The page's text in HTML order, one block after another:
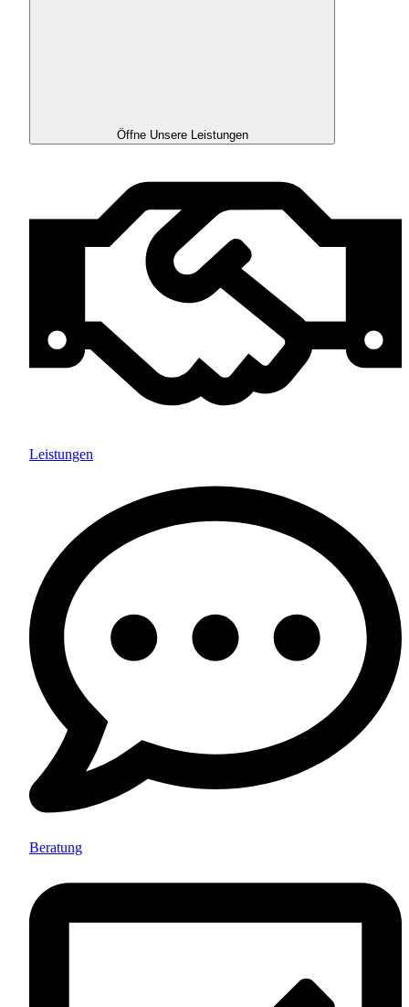
Öffne Unsere Leistungen
Leistungen
Beratung